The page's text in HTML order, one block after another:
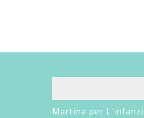
Martina per